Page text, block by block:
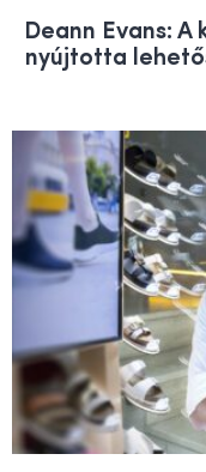
Deann Evans:
nyújtotta